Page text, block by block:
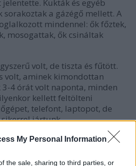
My Personal Information
the sale, sharing to third parties, or
Kukták és egyéb
a gázégő mellett. A
mindennel: ők főztek,
mosogattak, ők csináltak
volt, de tiszta és fűtött.
volt, aminek kimondottan
4 órát volt naponta, minden
kellett feltölteni
telefont, laptopot, de
sikerrel jártunk.
hajnalban elindultunk
vertek tábort, csak a magunk